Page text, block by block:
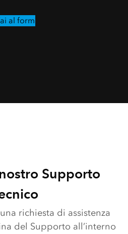
al form
Supporto
richiesta di assistenza
del Supporto all’interno